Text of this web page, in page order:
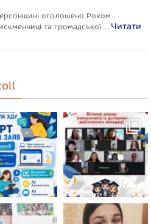
оголошено Роком
та громадської …Читати